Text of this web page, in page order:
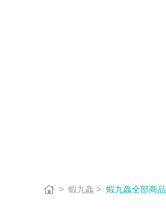
蝦九鱻 蝦九鱻全部商品